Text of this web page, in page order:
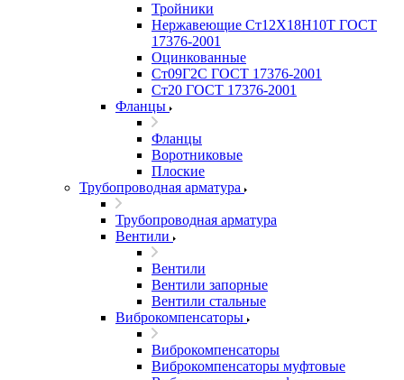
Тройники
Нержавеющие Ст12Х18Н10Т ГОСТ
17376-2001
Оцинкованные
Ст09Г2С ГОСТ 17376-2001
Ст20 ГОСТ 17376-2001
Фланцы
Фланцы
Воротниковые
Плоские
Трубопроводная арматура
Трубопроводная арматура
Вентили
Вентили
Вентили запорные
Вентили стальные
Виброкомпенсаторы
Виброкомпенсаторы
Виброкомпенсаторы муфтовые